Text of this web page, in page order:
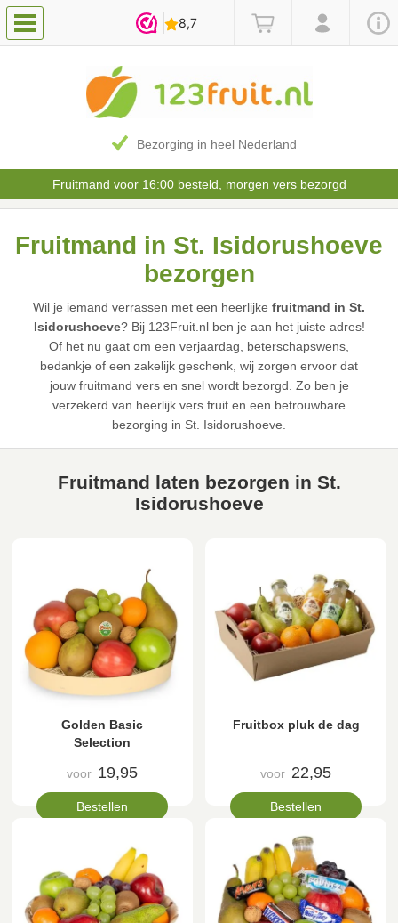
Bezorging in heel Nederland
Fruitmand voor 16:00 besteld, morgen vers bezorgd
Fruitmand in St. Isidorushoeve
bezorgen
Wil je iemand verrassen met een heerlijke fruitmand in St.
Isidorushoeve? Bij 123Fruit.nl ben je aan het juiste adres!
Of het nu gaat om een verjaardag, beterschapswens,
bedankje of een zakelijk geschenk, wij zorgen ervoor dat
jouw fruitmand vers en snel wordt bezorgd. Zo ben je
verzekerd van heerlijk vers fruit en een betrouwbare
bezorging in St. Isidorushoeve.
Fruitmand laten bezorgen in St.
Isidorushoeve
Golden Basic
Selection
voor 19,95
Bestellen
Fruitbox pluk de dag
voor 22,95
Bestellen